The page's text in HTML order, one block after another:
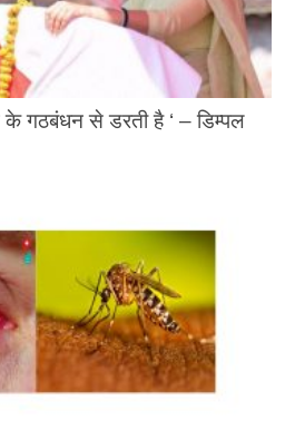
के गठबंधन से डरती है ‘ – डिम्पल